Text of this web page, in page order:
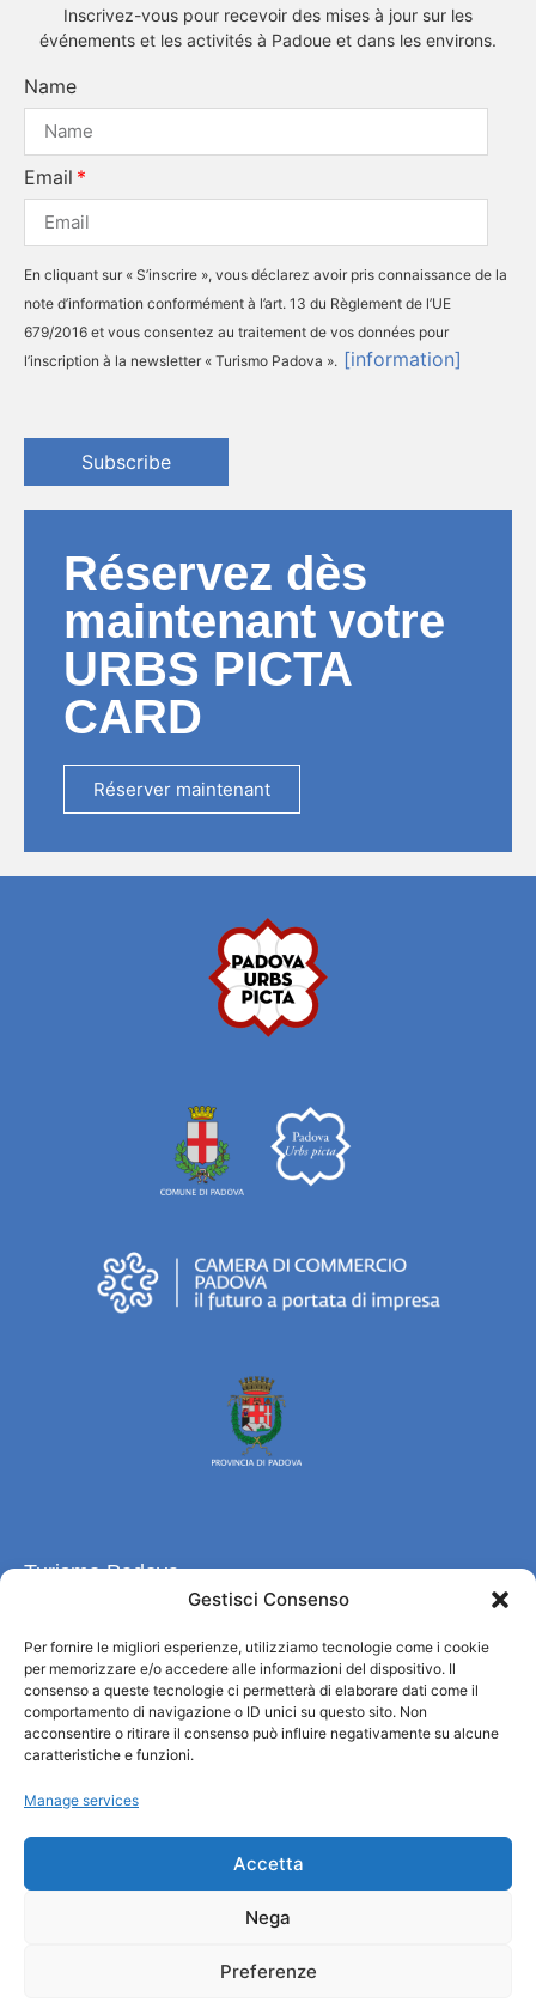
Gestisci Consenso
Per fornire le migliori esperienze, utilizziamo tecnologie come i cookie
per memorizzare e/o accedere alle informazioni del dispositivo. Il
consenso a queste tecnologie ci permetterà di elaborare dati come il
comportamento di navigazione o ID unici su questo sito. Non
acconsentire o ritirare il consenso può influire negativamente su alcune
caratteristiche e funzioni.
Manage services
Accetta
Nega
Preferenze
Inscrivez-vous pour recevoir des mises à jour sur les
événements et les activités à Padoue et dans les environs.
Name
Email
En cliquant sur « S’inscrire », vous déclarez avoir pris connaissance de la
note d’information conformément à l’art. 13 du Règlement de l’UE
679/2016 et vous consentez au traitement de vos données pour
l’inscription à la newsletter « Turismo Padova ». [information]
Subscribe
Réservez dès
maintenant votre
URBS PICTA
CARD
Réserver maintenant
Turismo Padova
Information et accueil des tourist / IAT
Privacy policy
Cookie Policy (UE)
Credits
Information